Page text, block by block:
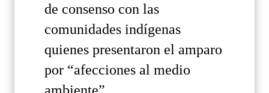
de consenso con las
comunidades indígenas
quienes presentaron el amparo
por “afecciones al medio
ambiente”.